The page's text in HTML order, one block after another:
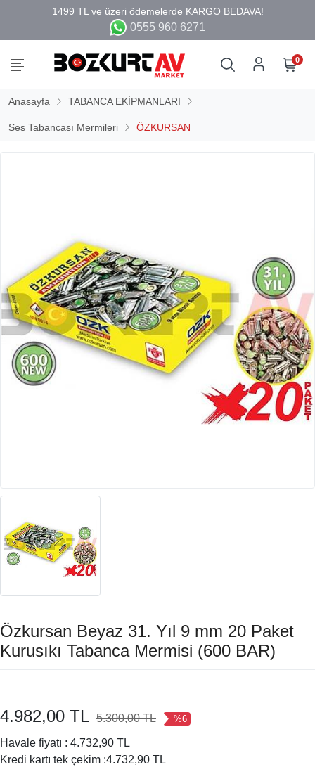
0555 960 6271
0
Anasayfa TABANCA EKİPMANLARI
Ses Tabancası Mermileri ÖZKURSAN
Özkursan Beyaz 31. Yıl 9 mm 20 Paket
Kurusıkı Tabanca Mermisi (600 BAR)
4.982,00 TL 5.300,00 TL %6
Havale fiyatı : 4.732,90 TL
Kredi kartı tek çekim :4.732,90 TL